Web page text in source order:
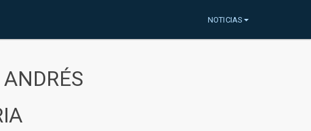
NOTICIAS